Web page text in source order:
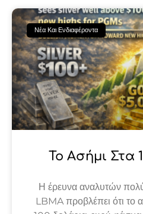
Νέα Και Ενδιαφέροντα
To Ασήμι Στα
Η έρευνα αναλυτών
LBMA προβλέπει ότι το